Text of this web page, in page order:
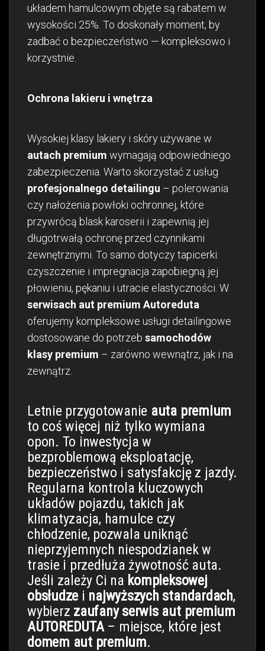
układem hamulcowym objęte są rabatem w
wysokości 25%. To doskonały moment, by
zadbać o bezpieczeństwo — kompleksowo i
korzystnie.
Ochrona lakieru i wnętrza
Wysokiej klasy lakiery i skóry używane w
autach premium wymagają odpowiedniego
zabezpieczenia. Warto skorzystać z usług
profesjonalnego detailingu – polerowania
czy nałożenia powłoki ochronnej, które
przywrócą blask karoserii i zapewnią jej
długotrwałą ochronę przed czynnikami
zewnętrznymi. To samo dotyczy tapicerki:
czyszczenie i impregnacja zapobiegną jej
płowieniu, pękaniu i utracie elastyczności. W
serwisach aut premium Autoreduta
oferujemy kompleksowe usługi detailingowe
dostosowane do potrzeb samochodów
klasy premium – zarówno wewnątrz, jak i na
zewnątrz.
Letnie przygotowanie auta premium
to coś więcej niż tylko wymiana
opon. To inwestycja w
bezproblemową eksploatację,
bezpieczeństwo i satysfakcję z jazdy.
Regularna kontrola kluczowych
układów pojazdu, takich jak
klimatyzacja, hamulce czy
chłodzenie, pozwala uniknąć
nieprzyjemnych niespodzianek w
trasie i przedłuża żywotność auta.
Jeśli zależy Ci na kompleksowej
obsłudze i najwyższych standardach,
wybierz zaufany serwis aut premium
AUTOREDUTA– miejsce, które jest
domem aut premium.